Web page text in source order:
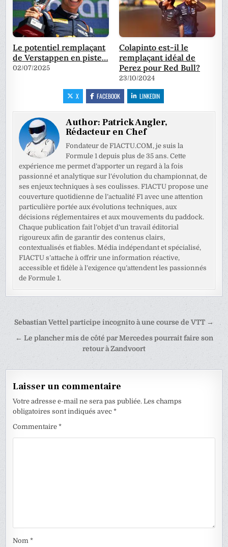
Le potentiel remplaçant
de Verstappen en piste…
02/07/2025
Colapinto est-il le
remplaçant idéal de
Perez pour Red Bull?
23/10/2024
X FACEBOOK LINKEDIN
Author:Patrick Angler,
Rédacteur en Chef
Fondateur de F1ACTU.COM, je suis la
Formule 1 depuis plus de 35 ans. Cette
expérience me permet d’apporter un regard à la fois
passionné et analytique sur l’évolution du championnat, de
ses enjeux techniques à ses coulisses. F1ACTU propose une
couverture quotidienne de l’actualité F1 avec une attention
particulière portée aux évolutions techniques, aux
décisions réglementaires et aux mouvements du paddock.
Chaque publication fait l’objet d’un travail éditorial
rigoureux afin de garantir des contenus clairs,
contextualisés et fiables. Média indépendant et spécialisé,
F1ACTU s’attache à offrir une information réactive,
accessible et fidèle à l’exigence qu’attendent les passionnés
de Formule 1.
Navigation
de
Sebastian Vettel participe incognito à une course de VTT →
← Le plancher mis de côté par Mercedes pourrait faire son
retour à Zandvoort
Laisser un commentaire
Votre adresse e-mail ne sera pas publiée. Les champs
obligatoires sont indiqués avec*
Commentaire*
Nom*